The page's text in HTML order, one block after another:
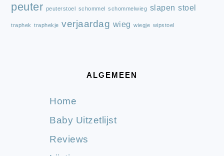
peuter peuterstoel schommel schommelwieg slapen stoel
traphek traphekje verjaardag wieg wiegje wipstoel
ALGEMEEN
Home
Baby Uitzetlijst
Reviews